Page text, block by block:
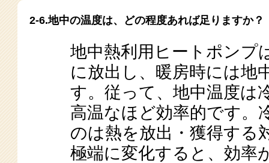
2-6.地中の温度は、どの程度あれば足りますか？
地中熱利用ヒートポンプ
に放出し、暖房時には地
す。従って、地中温度は
高温なほど効率的です。
のは熱を放出・獲得する
極端に変化すると、効率